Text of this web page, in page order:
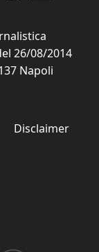
26/08/2014
Napoli
Disclaimer